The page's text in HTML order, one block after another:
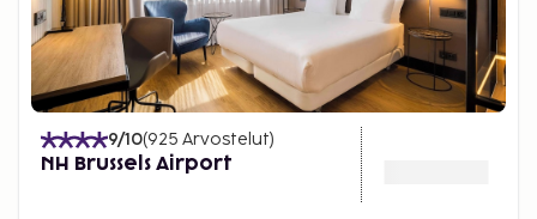
9/10(925 Arvostelut)
NH Brussels Airport